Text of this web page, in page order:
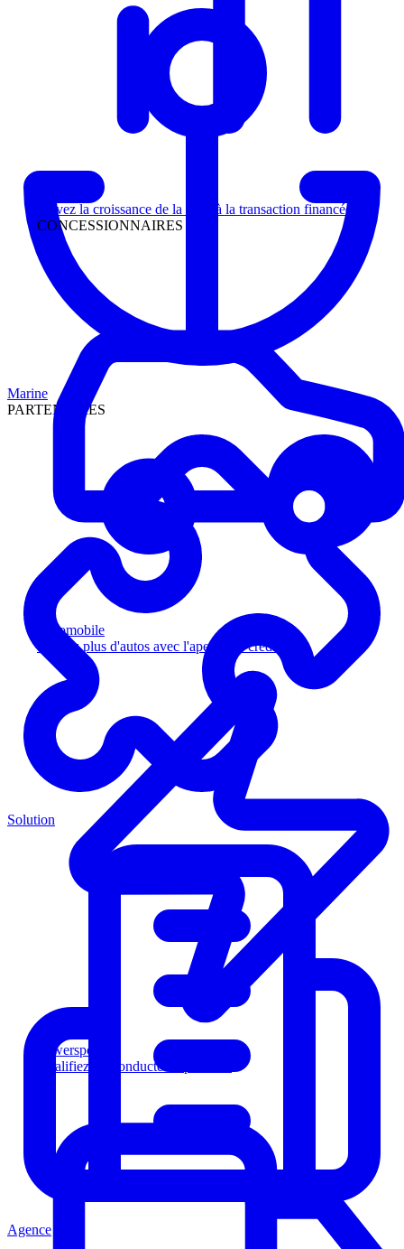
Suivez la croissance de la piste à la transaction financée
CONCESSIONNAIRES
Automobile
Vendez plus d'autos avec l'aperçu de crédit
Powersports
Qualifiez les conducteurs plus vite
Marine
PARTENAIRES
Solution
Agence